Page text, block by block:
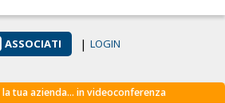
ASSOCIATI | LOGIN
la tua azienda… in videoconferenza